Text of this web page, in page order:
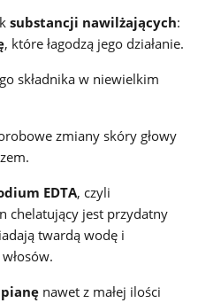
substancji nawilżających:
, które łagodzą jego działanie.
składnika w niewielkim
zmiany skóry głowy
EDTA, czyli
chelatujący jest przydatny
twardą wodę i
nawet z małej ilości